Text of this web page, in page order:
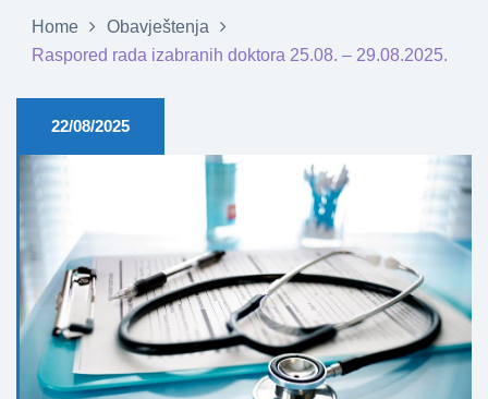
Home
Obavještenja
Raspored rada izabranih doktora 25.08. – 29.08.2025.
22/08/2025